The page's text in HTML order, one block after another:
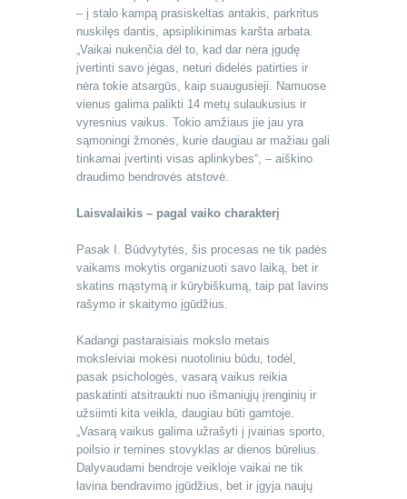
– į stalo kampą prasiskeltas antakis, parkritus
nuskilęs dantis, apsiplikinimas karšta arbata.
„Vaikai nukenčia dėl to, kad dar nėra įgudę
įvertinti savo jėgas, neturi didelės patirties ir
nėra tokie atsargūs, kaip suaugusieji. Namuose
vienus galima palikti 14 metų sulaukusius ir
vyresnius vaikus. Tokio amžiaus jie jau yra
sąmoningi žmonės, kurie daugiau ar mažiau gali
tinkamai įvertinti visas aplinkybes“, – aiškino
draudimo bendrovės atstovė.
Laisvalaikis – pagal vaiko charakterį
Pasak I. Būdvytytės, šis procesas ne tik padės
vaikams mokytis organizuoti savo laiką, bet ir
skatins mąstymą ir kūrybiškumą, taip pat lavins
rašymo ir skaitymo įgūdžius.
Kadangi pastaraisiais mokslo metais
moksleiviai mokėsi nuotoliniu būdu, todėl,
pasak psichologės, vasarą vaikus reikia
paskatinti atsitraukti nuo išmaniųjų įrenginių ir
užsiimti kita veikla, daugiau būti gamtoje.
„Vasarą vaikus galima užrašyti į įvairias sporto,
poilsio ir temines stovyklas ar dienos būrelius.
Dalyvaudami bendroje veikloje vaikai ne tik
lavina bendravimo įgūdžius, bet ir įgyja naujų